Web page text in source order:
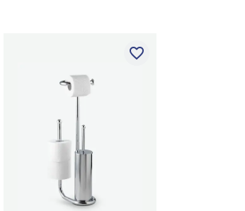
favorite_border